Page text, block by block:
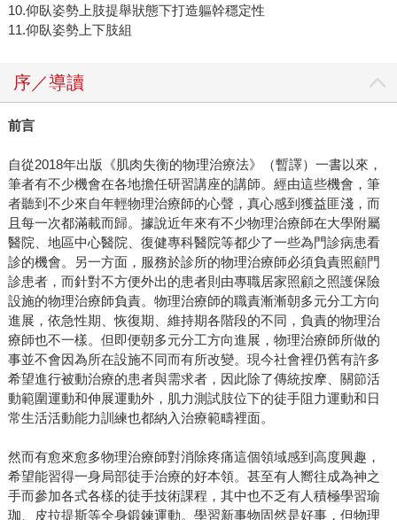
10.仰臥姿勢上肢提舉狀態下打造軀幹穩定性
11.仰臥姿勢上下肢組
序／導讀
前言
自從2018年出版《肌肉失衡的物理治療法》（暫譯）一書以來，
筆者有不少機會在各地擔任研習講座的講師。經由這些機會，筆
者聽到不少來自年輕物理治療師的心聲，真心感到獲益匪淺，而
且每一次都滿載而歸。據說近年來有不少物理治療師在大學附屬
醫院、地區中心醫院、復健專科醫院等都少了一些為門診病患看
診的機會。另一方面，服務於診所的物理治療師必須負責照顧門
診患者，而針對不方便外出的患者則由專職居家照顧之照護保險
設施的物理治療師負責。物理治療師的職責漸漸朝多元分工方向
進展，依急性期、恢復期、維持期各階段的不同，負責的物理治
療師也不一樣。但即便朝多元分工方向進展，物理治療師所做的
事並不會因為所在設施不同而有所改變。現今社會裡仍舊有許多
希望進行被動治療的患者與需求者，因此除了傳統按摩、關節活
動範圍運動和伸展運動外，肌力測試肢位下的徒手阻力運動和日
常生活活動能力訓練也都納入治療範疇裡面。
然而有愈來愈多物理治療師對消除疼痛這個領域感到高度興趣，
希望能習得一身局部徒手治療的好本領。甚至有人嚮往成為神之
手而參加各式各樣的徒手技術課程，其中也不乏有人積極學習瑜
珈、皮拉提斯等全身鍛鍊運動。學習新事物固然是好事，但物理